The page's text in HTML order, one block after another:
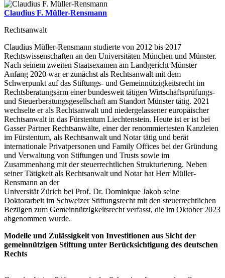
Claudius F. Müller-Rensmann
Rechtsanwalt
Claudius Müller-Rensmann studierte von 2012 bis 2017
Rechtswissenschaften an den Universitäten München und Münster.
Nach seinem zweiten Staatsexamen am Landgericht Münster
Anfang 2020 war er zunächst als Rechtsanwalt mit dem
Schwerpunkt auf das Stiftungs- und Gemeinnützigkeitsrecht im
Rechtsberatungsarm einer bundesweit tätigen Wirtschaftsprüfungs-
und Steuerberatungsgesellschaft am Standort Münster tätig. 2021
wechselte er als Rechtsanwalt und niedergelassener europäischer
Rechtsanwalt in das Fürstentum Liechtenstein. Heute ist er ist bei
Gasser Partner Rechtsanwälte, einer der renommiertesten Kanzleien
im Fürstentum, als Rechtsanwalt und Notar tätig und berät
internationale Privatpersonen und Family Offices bei der Gründung
und Verwaltung von Stiftungen und Trusts sowie im
Zusammenhang mit der steuerrechtlichen Strukturierung. Neben
seiner Tätigkeit als Rechtsanwalt und Notar hat Herr Müller-
Rensmann an der
Universität Zürich bei Prof. Dr. Dominique Jakob seine
Doktorarbeit im Schweizer Stiftungsrecht mit den steuerrechtlichen
Bezügen zum Gemeinnützigkeitsrecht verfasst, die im Oktober 2023
abgenommen wurde.
Modelle und Zulässigkeit von Investitionen aus Sicht der
gemeinnützigen Stiftung unter Berücksichtigung des deutschen
Rechts